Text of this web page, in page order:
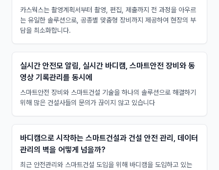
카스웍스는 촬영계획서부터 촬영, 편집, 제출까지 전 과정을 아우르
는 유일한 솔루션으로, 공종별 맞춤형 장비까지 제공하여 현장의 부
담을 최소화합니다.
실시간 안전모 알림, 실시간 바디캠, 스마트안전 장비와 동
영상 기록관리를 동시에
스마트안전 장비와 스마트건설 기술을 하나의 솔루션으로 해결하기
위해 많은 건설사들의 문의가 끊이지 않고 있습니다
바디캠으로 시작하는 스마트건설과 건설 안전 관리, 데이터
관리의 벽을 어떻게 넘을까?
최근 안전관리와 스마트건설 도입을 위해 바디캠을 도입하고 있는